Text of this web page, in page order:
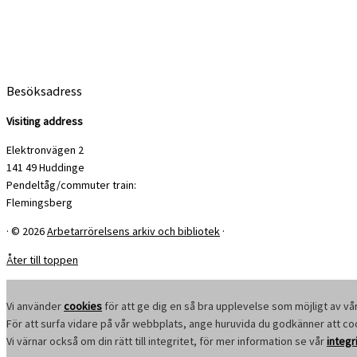
Besöksadress
Visiting address
Elektronvägen 2
141 49 Huddinge
Pendeltåg/commuter train:
Flemingsberg
· © 2026Arbetarrörelsens arkiv och bibliotek ·
Åter till toppen
Vi användercookies för att ge dig en så bra upplevelse som möjligt av
För att surfa vidare på vår webbplats, ange huruvida du godkänner att
Vi värnar också om din rätt till integritet, för mer information se vår